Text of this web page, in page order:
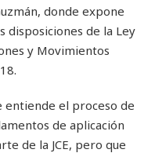
donde expone
disposiciones de la Ley
y Movimientos
entiende el proceso de
de aplicación
de la JCE, pero que